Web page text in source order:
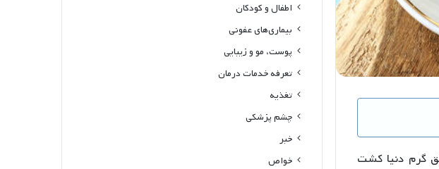
گرم دنیا کشت
اطفال و کودکان
بیماری‌های عفونی
پوست، مو و زیبایی
تعرفه خدمات درمان
تغذیه
چشم پزشکی
خبر
خواص